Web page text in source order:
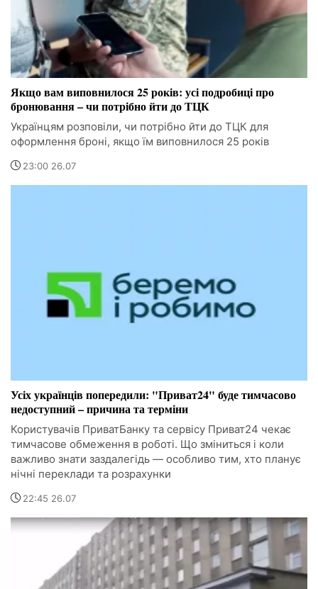
Якщо вам виповнилося 25 років: усі подробиці про
бронювання – чи потрібно йти до ТЦК
Українцям розповіли, чи потрібно йти до ТЦК для
оформлення броні, якщо їм виповнилося 25 років
23:00 26.07
Усіх українців попередили: "Приват24" буде тимчасово
недоступний – причина та терміни
Користувачів ПриватБанку та сервісу Приват24 чекає
тимчасове обмеження в роботі. Що зміниться і коли
важливо знати заздалегідь — особливо тим, хто планує
нічні переклади та розрахунки
22:45 26.07